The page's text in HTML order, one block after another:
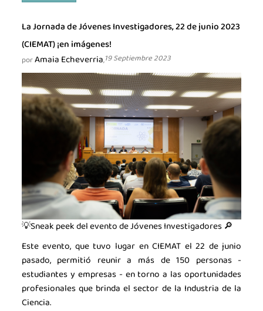
La Jornada de Jóvenes Investigadores, 22 de junio 2023
(CIEMAT) ¡en imágenes!
porAmaia Echeverria,19 Septiembre 2023
💡Sneak peek del evento de Jóvenes Investigadores 🔎
Este evento, que tuvo lugar en CIEMAT el 22 de junio
pasado, permitió reunir a más de 150 personas -
estudiantes y empresas - en torno a las oportunidades
profesionales que brinda el sector de la Industria de la
Ciencia.